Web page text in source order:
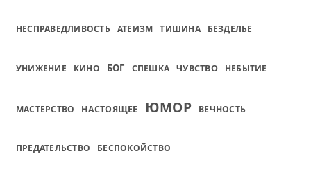
НЕСПРАВЕДЛИВОСТЬ АТЕИЗМ ТИШИНА БЕЗДЕЛЬЕ
УНИЖЕНИЕ КИНО БОГ СПЕШКА ЧУВСТВО НЕБЫТИЕ
МАСТЕРСТВО НАСТОЯЩЕЕ ЮМОР ВЕЧНОСТЬ
ПРЕДАТЕЛЬСТВО БЕСПОКОЙСТВО